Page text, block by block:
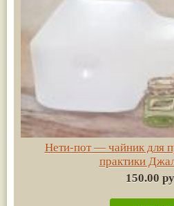
Нети-пот — чайник для
практики
150.00